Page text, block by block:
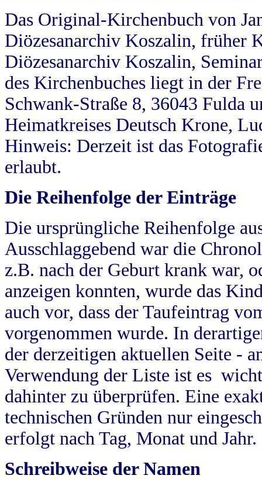
Das Original-Kirchenbuch von
Diözesanarchiv Koszalin, früher
Diözesanarchiv Koszalin,
des Kirchenbuches liegt in der
Schwank-Straße 8, 36043 Fulda
Heimatkreises Deutsch Krone,
Hinweis: Derzeit ist das
erlaubt.
Die Reihenfolge der Einträge
Die ursprüngliche Reihenfolge
Ausschlaggebend war die
z.B. nach der Geburt krank war,
anzeigen konnten, wurde das
auch vor, dass der Taufeintrag
vorgenommen wurde. In
der derzeitigen aktuellen Seite -
Verwendung der Liste ist es
dahinter zu überprüfen. Eine
technischen Gründen nur
erfolgt nach Tag, Monat und Jahr.
Schreibweise der Namen